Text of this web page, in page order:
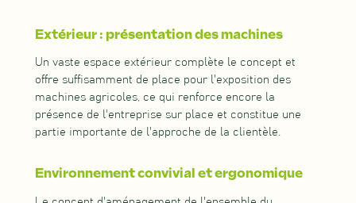
Extérieur : présentation des machines
Un vaste espace extérieur complète le concept et
offre suffisamment de place pour l'exposition des
machines agricoles, ce qui renforce encore la
présence de l'entreprise sur place et constitue une
partie importante de l'approche de la clientèle.
Environnement convivial et ergonomique